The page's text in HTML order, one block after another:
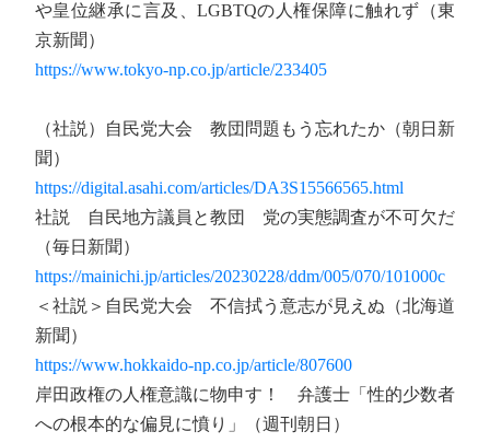
や皇位継承に言及、LGBTQの人権保障に触れず（東
京新聞）
https://www.tokyo-np.co.jp/article/233405
（社説）自民党大会 教団問題もう忘れたか（朝日新
聞）
https://digital.asahi.com/articles/DA3S15566565.html
社説 自民地方議員と教団 党の実態調査が不可欠だ
（毎日新聞）
https://mainichi.jp/articles/20230228/ddm/005/070/101000c
＜社説＞自民党大会 不信拭う意志が見えぬ（北海道
新聞）
https://www.hokkaido-np.co.jp/article/807600
岸田政権の人権意識に物申す！ 弁護士「性的少数者
への根本的な偏見に憤り」（週刊朝日）